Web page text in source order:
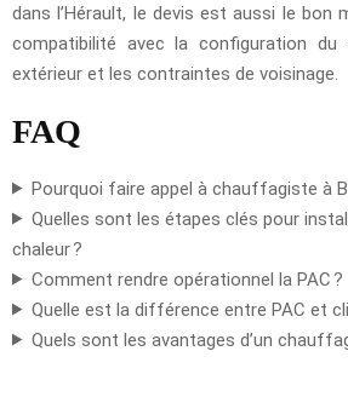
dans l’Hérault, le devis est aussi le bon
compatibilité avec la configuration du
extérieur et les contraintes de voisinage.
FAQ
Pourquoi faire appel à chauffagiste à
Quelles sont les étapes clés pour
chaleur ?
Comment rendre opérationnel la PAC ?
Quelle est la différence entre PAC et
Quels sont les avantages d’un